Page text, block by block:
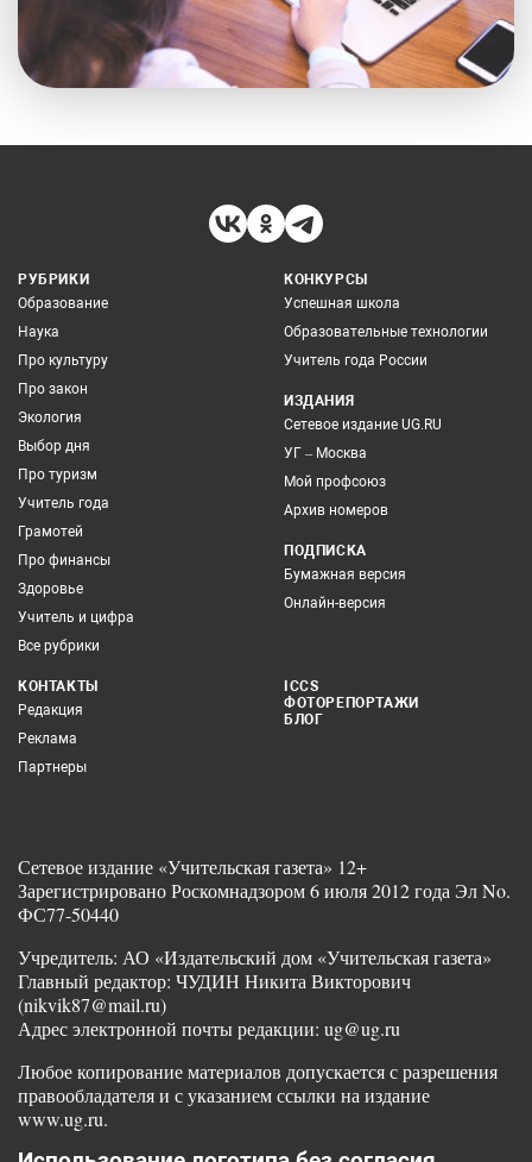
РУБРИКИ
Образование
Наука
Про культуру
Про закон
Экология
Выбор дня
Про туризм
Учитель года
Грамотей
Про финансы
Здоровье
Учитель и цифра
Все рубрики
КОНКУРСЫ
Успешная школа
Образовательные технологии
Учитель года России
ИЗДАНИЯ
Сетевое издание UG.RU
УГ – Москва
Мой профсоюз
Архив номеров
ПОДПИСКА
Бумажная версия
Онлайн-версия
КОНТАКТЫ
Редакция
Реклама
Партнеры
ICCS
ФОТОРЕПОРТАЖИ
БЛОГ
Сетевое издание «Учительская газета» 12+
Зарегистрировано Роскомнадзором 6 июля 2012 года Эл No.
ФС77-50440
Учредитель: АО «Издательский дом «Учительская газета»
Главный редактор: ЧУДИН Никита Викторович
(nikvik87@mail.ru)
Адрес электронной почты редакции: ug@ug.ru
Любое копирование материалов допускается с разрешения
правообладателя и с указанием ссылки на издание
www.ug.ru.